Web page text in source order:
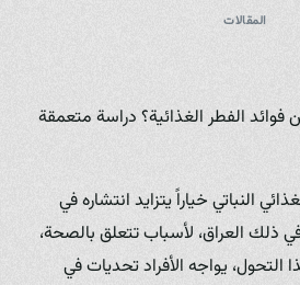
المقالات
الفطر الغذائية؟ دراسة متعمقة
النباتي خياراً يتزايد انتشاره في
ذلك العراق، لأسباب تتعلق بالصحة،
التحول، يواجه الأفراد تحديات في